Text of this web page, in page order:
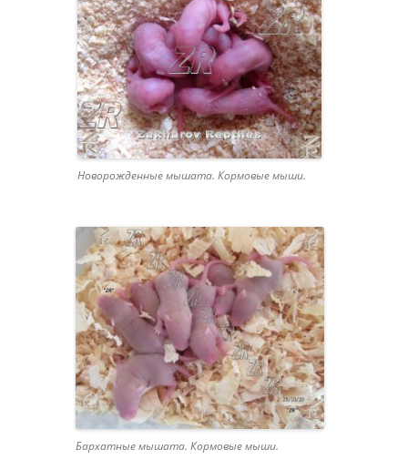
Новорожденные мышата. Кормовые мыши.
Бархатные мышата. Кормовые мыши.